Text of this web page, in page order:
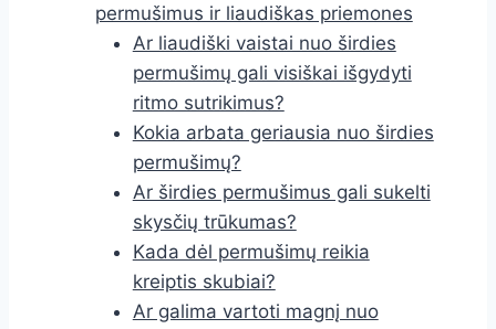
permušimus ir liaudiškas priemones
Ar liaudiški vaistai nuo širdies
permušimų gali visiškai išgydyti
ritmo sutrikimus?
Kokia arbata geriausia nuo širdies
permušimų?
Ar širdies permušimus gali sukelti
skysčių trūkumas?
Kada dėl permušimų reikia
kreiptis skubiai?
Ar galima vartoti magnį nuo